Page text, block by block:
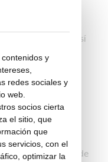
de 27 de abril de
personas en lo
personales, así
datos (en
vigor el 25 de
el 25 de
proporciona esta
art. 13 y 14 del
el tratamiento de
y
redes sociales y
web.
socios cierta
el sitio, que
que
servicios, con el
optimizar la